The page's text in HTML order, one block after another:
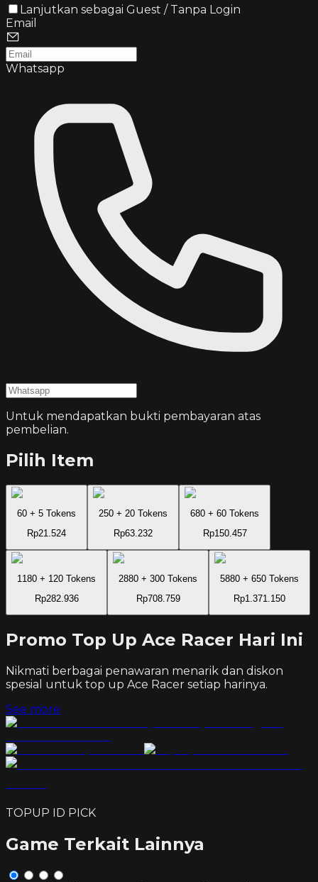
Lanjutkan sebagai Guest / Tanpa Login
Email
Whatsapp
Untuk mendapatkan bukti pembayaran atas
pembelian.
Pilih Item
60 + 5 Tokens
Rp21.524
250 + 20 Tokens
Rp63.232
680 + 60 Tokens
Rp150.457
1180 + 120 Tokens
Rp282.936
2880 + 300 Tokens
Rp708.759
5880 + 650 Tokens
Rp1.371.150
Promo Top Up Ace Racer Hari Ini
Nikmati berbagai penawaran menarik dan diskon
spesial untuk top up Ace Racer setiap harinya.
See more
TOPUP ID PICK
Game Terkait Lainnya